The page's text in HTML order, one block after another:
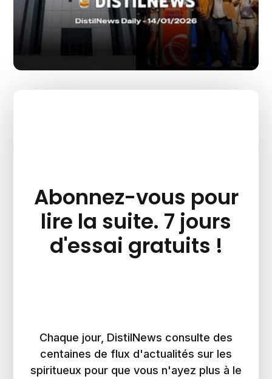
Abonnez-vous pour
lire la suite. 7 jours
d'essai gratuits !
Chaque jour, DistilNews consulte des
centaines de flux d'actualités sur les
spiritueux pour que vous n'ayez plus à le